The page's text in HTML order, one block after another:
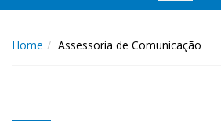
navigation
Home Assessoria de Comunicação